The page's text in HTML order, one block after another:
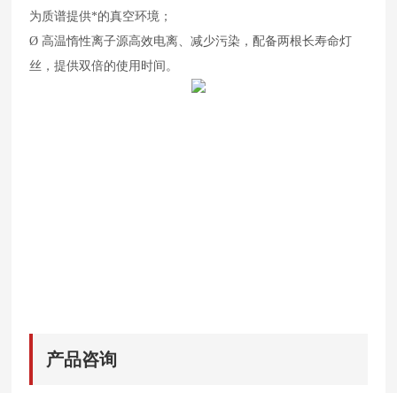
为质谱提供*的真空环境；
Ø 高温惰性离子源高效电离、减少污染，配备两根长寿命灯
丝，提供双倍的使用时间。
产品咨询